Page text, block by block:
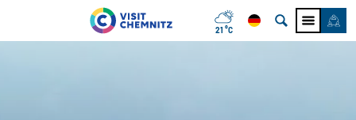
21 °C